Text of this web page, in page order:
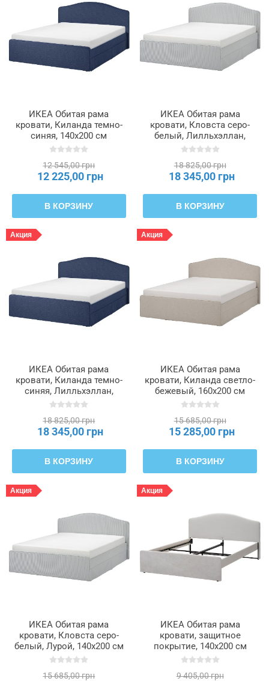
ИКЕА Обитая рама
кровати, Киланда темно-
синяя, 140x200 см
RAMNEFJÄLL, 496.074.84
12 545,00 грн
12 225,00 грн
В КОРЗИНУ
ИКЕА Обитая рама
кровати, Кловста серо-
белый, Лилльхэллан,
160x200 см RAMNEFJÄLL,
18 825,00 грн
18 345,00 грн
В КОРЗИНУ
Акция
ИКЕА Обитая рама
кровати, Киланда темно-
синяя, Лилльхэллан,
160x200 см RAMNEFJÄLL,
18 825,00 грн
18 345,00 грн
В КОРЗИНУ
Акция
ИКЕА Обитая рама
кровати, Киланда светло-
бежевый, 160x200 см
RAMNEFJÄLL, 695.527.44
15 685,00 грн
15 285,00 грн
В КОРЗИНУ
Акция
ИКЕА Обитая рама
кровати, Кловста серо-
белый, Лурой, 140x200 см
RAMNEFJÄLL, 695.602.30
15 685,00 грн
Акция
ИКЕА Обитая рама
кровати, защитное
покрытие, 140x200 см
RAMNEFJÄLL, 705.589.57
9 405,00 грн